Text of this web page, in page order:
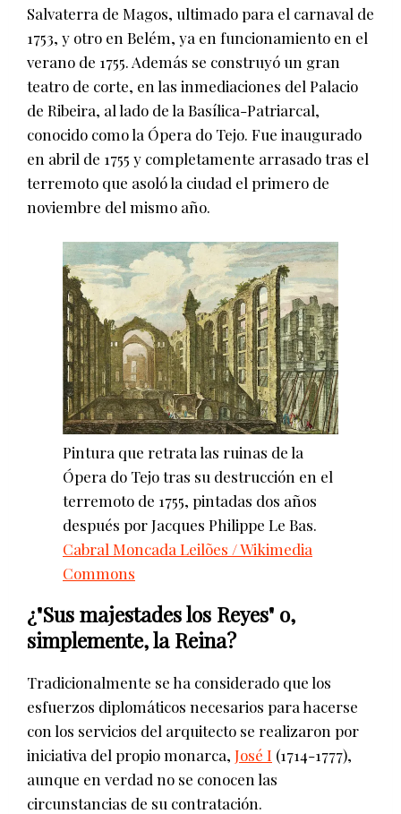
Salvaterra de Magos, ultimado para el carnaval de
1753, y otro en Belém, ya en funcionamiento en el
verano de 1755. Además se construyó un gran
teatro de corte, en las inmediaciones del Palacio
de Ribeira, al lado de la Basílica-Patriarcal,
conocido como la Ópera do Tejo. Fue inaugurado
en abril de 1755 y completamente arrasado tras el
terremoto que asoló la ciudad el primero de
noviembre del mismo año.
Pintura que retrata las ruinas de la
Ópera do Tejo tras su destrucción en el
terremoto de 1755, pintadas dos años
después por Jacques Philippe Le Bas.
Cabral Moncada Leilões / Wikimedia
Commons
¿"Sus majestades los Reyes" o,
simplemente, la Reina?
Tradicionalmente se ha considerado que los
esfuerzos diplomáticos necesarios para hacerse
con los servicios del arquitecto se realizaron por
iniciativa del propio monarca, José I (1714-1777),
aunque en verdad no se conocen las
circunstancias de su contratación.